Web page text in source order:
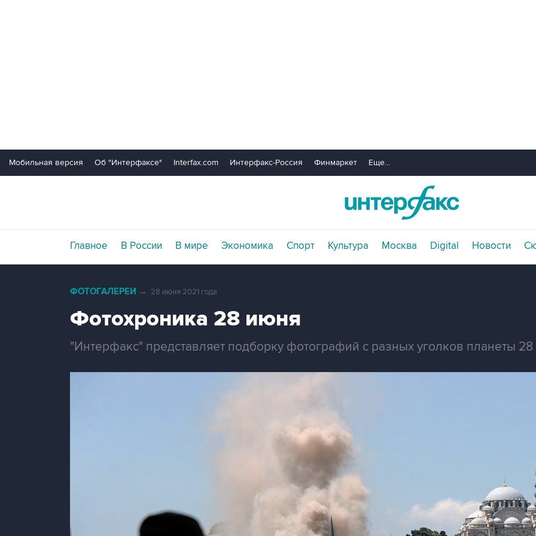
Мобильная версия Об "Интерфаксе" Interfax.com Интерфакс-Россия Финмаркет Еще...
Главное В России В мире Экономика Спорт Культура Москва Digital Новости
ФОТОГАЛЕРЕИ → 28 июня 2021 года
Фотохроника 28 июня
"Интерфакс" представляет подборку фотографий с разных уголков планеты